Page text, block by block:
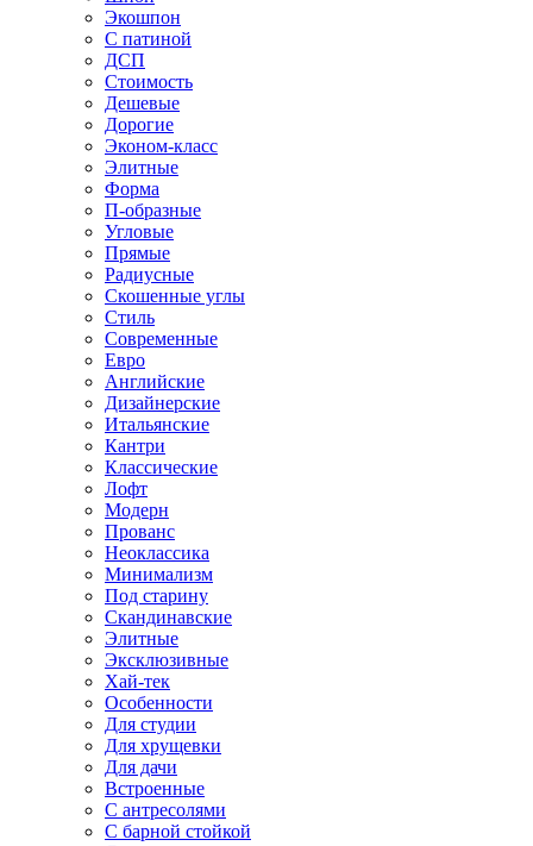
Экошпон
С патиной
ДСП
Стоимость
Дешевые
Дорогие
Эконом-класс
Элитные
Форма
П-образные
Угловые
Прямые
Радиусные
Скошенные углы
Стиль
Современные
Евро
Английские
Дизайнерские
Итальянские
Кантри
Классические
Лофт
Модерн
Прованс
Неоклассика
Минимализм
Под старину
Скандинавские
Элитные
Эксклюзивные
Хай-тек
Особенности
Для студии
Для хрущевки
Для дачи
Встроенные
С антресолями
С барной стойкой